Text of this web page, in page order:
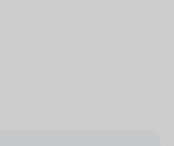
sans agent, agent